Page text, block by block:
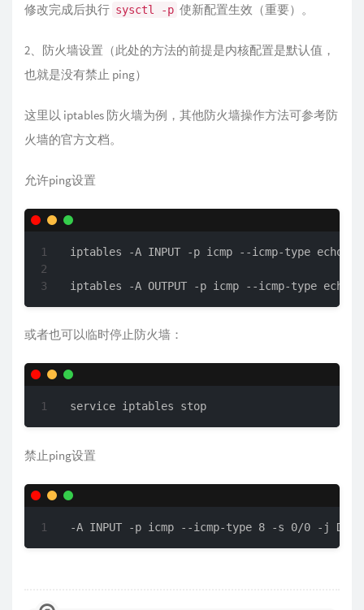
修改完成后执行 sysctl -p 使新配置生效（重要）。
2、防火墙设置（此处的方法的前提是内核配置是默认值，
也就是没有禁止 ping）
这里以 iptables 防火墙为例，其他防火墙操作方法可参考防
火墙的官方文档。
允许ping设置
iptables -A INPUT -p icmp --icmp-type echo-
iptables -A OUTPUT -p icmp --icmp-type echo-
或者也可以临时停止防火墙：
service iptables stop
禁止ping设置
-A INPUT -p icmp --icmp-type 8 -s 0/0 -j DROP